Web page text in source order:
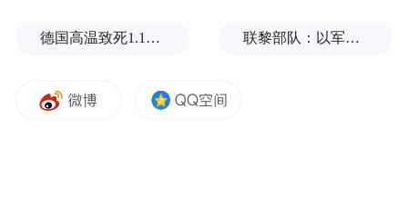
同》，某商业银行作为贷款人三方签订《个
德国高温致死1.19万人，为2016年来最高纪录 联黎部队：以军单日向黎发射113枚炮弹